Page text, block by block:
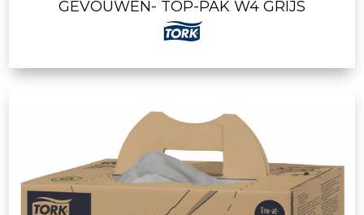
GEVOUWEN- TOP-PAK W4 GRIJS